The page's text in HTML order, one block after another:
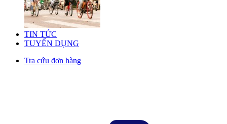
TIN TỨC
TUYỂN DỤNG
Tra cứu đơn hàng